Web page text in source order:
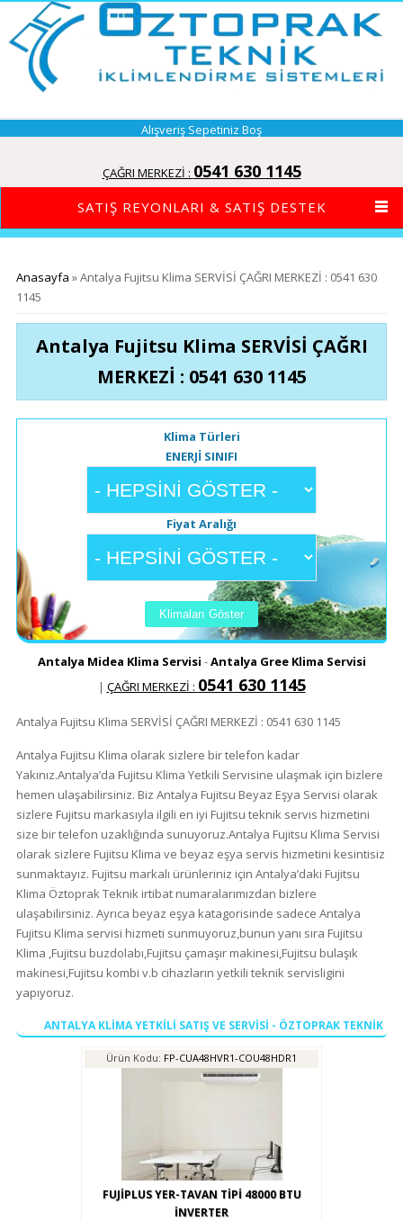
Alışveriş Sepetiniz Boş
ÇAĞRI MERKEZİ : 0541 630 1145
SATIŞ REYONLARI & SATIŞ DESTEK
Buradasınız
Anasayfa » Antalya Fujitsu Klima SERVİSİ ÇAĞRI MERKEZİ : 0541 630
1145
Antalya Fujitsu Klima SERVİSİ ÇAĞRI
MERKEZİ : 0541 630 1145
Klima Türleri
ENERJİ SINIFI
Fiyat Aralığı
Antalya Midea Klima Servisi -Antalya Gree Klima Servisi
| ÇAĞRI MERKEZİ : 0541 630 1145
Antalya Fujitsu Klima SERVİSİ ÇAĞRI MERKEZİ : 0541 630 1145
Antalya Fujitsu Klima olarak sizlere bir telefon kadar
Yakınız.Antalya’da Fujitsu Klima Yetkili Servisine ulaşmak için bizlere
hemen ulaşabilirsiniz. Biz Antalya Fujitsu Beyaz Eşya Servisi olarak
sizlere Fujitsu markasıyla ilgili en iyi Fujitsu teknik servis hizmetini
size bir telefon uzaklığında sunuyoruz.Antalya Fujitsu Klima Servisi
olarak sizlere Fujitsu Klima ve beyaz eşya servis hizmetini kesintisiz
sunmaktayız. Fujitsu markalı ürünleriniz için Antalya’daki Fujitsu
Klima Öztoprak Teknik irtibat numaralarımızdan bizlere
ulaşabilirsiniz. Ayrıca beyaz eşya katagorisinde sadece Antalya
Fujitsu Klima servisi hizmeti sunmuyoruz,bunun yanı sıra Fujitsu
Klima ,Fujitsu buzdolabı,Fujitsu çamaşır makinesi,Fujitsu bulaşık
makinesi,Fujitsu kombi v.b cihazların yetkili teknik servisligini
yapıyoruz.
ANTALYA KLİMA YETKİLİ SATIŞ VE SERVİSİ - ÖZTOPRAK TEKNİK
Ürün Kodu: FP-CUA48HVR1-COU48HDR1
FUJİPLUS YER-TAVAN TİPİ 48000 BTU
İNVERTER